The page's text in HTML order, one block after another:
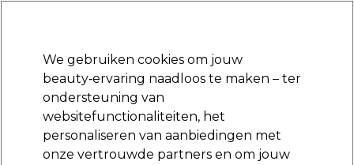
Aanmelden
Merken Deals Haar Elektra
Volgende dag geleverd*
Na verzending, maandag t/m vrijdag
We gebruiken cookies om jouw
beauty‑ervaring naadloos te maken – ter
ondersteuning van
websitefunctionaliteiten, het
personaliseren van aanbiedingen met
onze vertrouwde partners en om jouw